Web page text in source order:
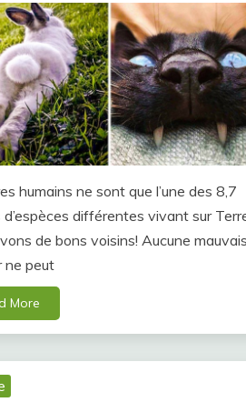
humains ne sont que l’une des 8,7
d’espèces différentes vivant sur
de bons voisins! Aucune
ne peut
More